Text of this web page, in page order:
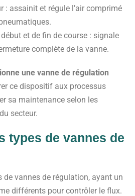
: assainit et régule l’air comprimé
et de fin de course : signale
complète de la vanne.
une vanne de régulation
ce dispositif aux processus
sa maintenance selon les
secteur.
types de vannes de
de vannes de régulation, ayant un
différents pour contrôler le flux.